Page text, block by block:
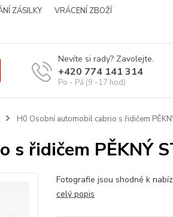
ZÁSILKY
VRÁCENÍ ZBOŽÍ
Nevíte si rady? Zavolejte.
+420 774 141 314
Po - Pá (9 -17 hod)
H0 Osobní automobil cabrio s řidičem
s řidičem PĚKNÝ
Fotografie jsou shodné k
celý popis